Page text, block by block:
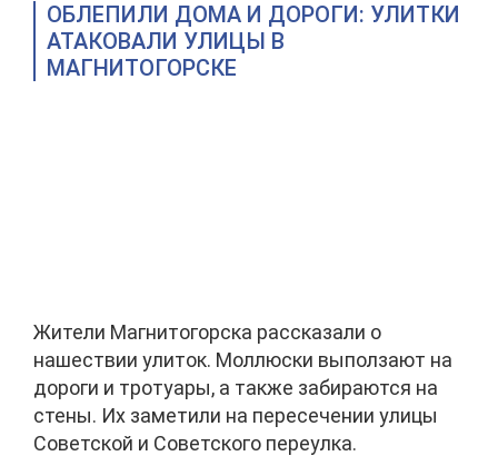
ОБЛЕПИЛИ ДОМА И ДОРОГИ: УЛИТКИ
АТАКОВАЛИ УЛИЦЫ В
МАГНИТОГОРСКЕ
Жители Магнитогорска рассказали о
нашествии улиток. Моллюски выползают на
дороги и тротуары, а также забираются на
стены. Их заметили на пересечении улицы
Советской и Советского переулка.